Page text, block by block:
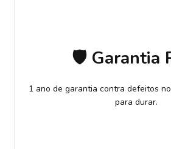
🛡️ Garantia
1 ano de garantia contra defeitos
para durar.